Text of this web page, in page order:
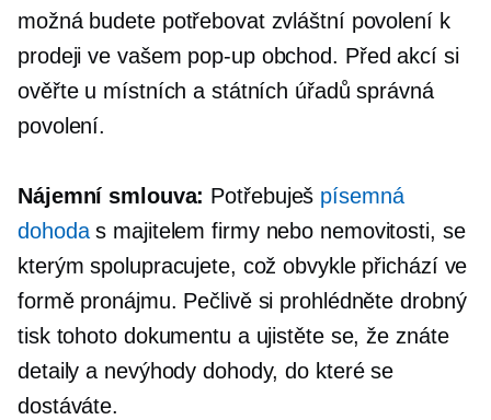
možná budete potřebovat zvláštní povolení k
prodeji ve vašem pop-upobchod. Před akcí si
ověřte u místních a státních úřadů správná
povolení.
Nájemní smlouva: Potřebuješ písemná
dohodas majitelem firmy nebo nemovitosti, se
kterým spolupracujete, což obvykle přichází ve
formě pronájmu. Pečlivě si prohlédněte drobný
tisk tohoto dokumentu a ujistěte se, že znáte
detaily a nevýhody dohody, do které se
dostáváte.